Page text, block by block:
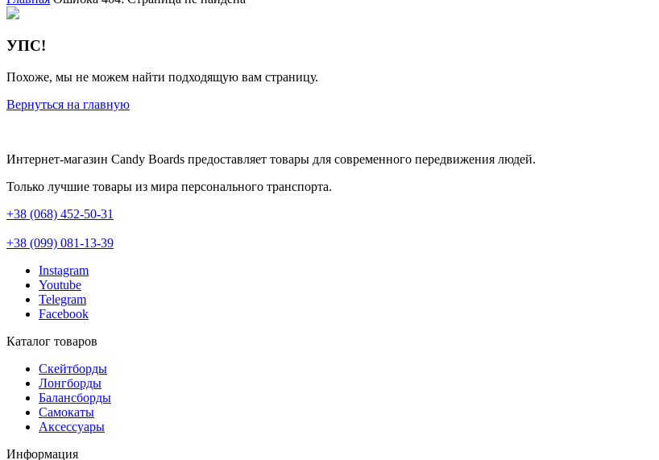
УПС!
Похоже, мы не можем найти подходящую вам страницу.
Вернуться на главную
Интернет-магазин Candy Boards предоставляет товары для современного передвижения людей.
Только лучшие товары из мира персонального транспорта.
+38 (068) 452-50-31
+38 (099) 081-13-39
Instagram
Youtube
Telegram
Facebook
Каталог товаров
Скейтборды
Лонгборды
Балансборды
Самокаты
Аксессуары
Информация